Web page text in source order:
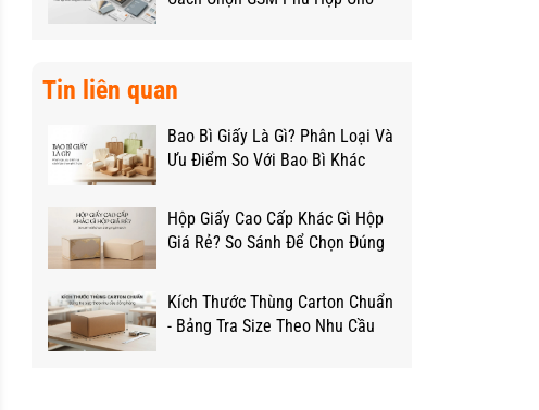
Tin liên quan
Bao Bì Giấy Là Gì? Phân Loại Và
Ưu Điểm So Với Bao Bì Khác
Hộp Giấy Cao Cấp Khác Gì Hộp
Giá Rẻ? So Sánh Để Chọn Đúng
Kích Thước Thùng Carton Chuẩn
- Bảng Tra Size Theo Nhu Cầu